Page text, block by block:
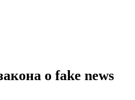
о fake news